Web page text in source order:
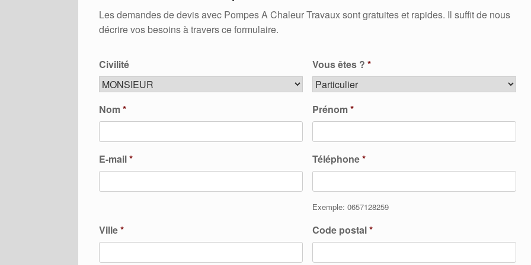
Les demandes de devis avec Pompes A Chaleur Travaux sont gratuites et rapides. Il suffit de nous
décrire vos besoins à travers ce formulaire.
Civilité Vous êtes ? *
Nom* Prénom*
E-mail* Téléphone*
Exemple: 0657128259
Ville* Code postal*